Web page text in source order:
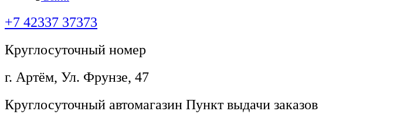
+7 42337 37373
Круглосуточный номер
г. Артём, ​Ул. Фрунзе, 47
Круглосуточный автомагазин Пункт выдачи заказов